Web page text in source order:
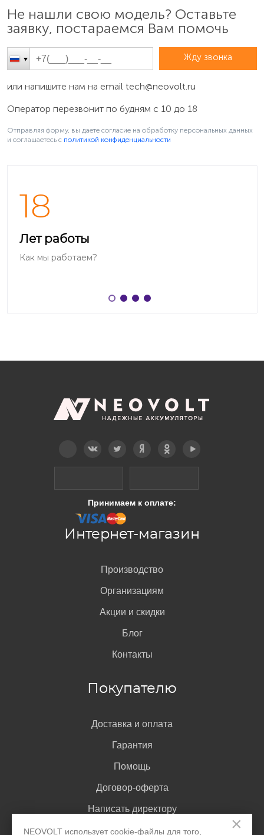
×
NEOVOLT использует cookie-файлы для того,
Не нашли свою модель? Оставьте
заявку, постараемся Вам помочь
Жду звонка
или напишите нам на email tech@neovolt.ru
Оператор перезвонит по будням с 10 до 18
Отправляя форму, вы даете согласие на обработку персональных данных
и соглашаетесь c политикой конфиденциальности
18
Лет работы
Как мы работаем?
Принимаем к оплате:
Интернет-магазин
Производство
Организациям
Акции и скидки
Блог
Контакты
Покупателю
Доставка и оплата
Гарантия
Помощь
Договор-оферта
Написать директору